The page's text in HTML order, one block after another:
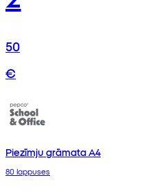
50
€
Piezīmju grāmata A4
80 lappuses